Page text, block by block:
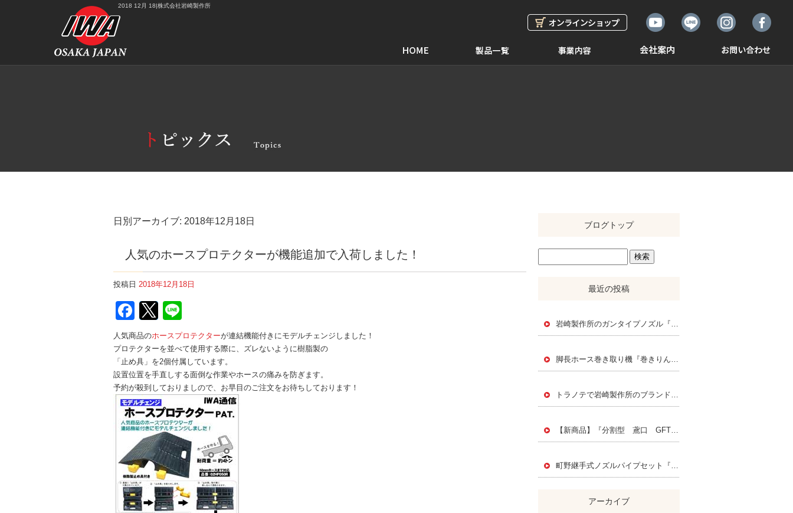
2018 12月 18|株式会社岩崎製作所
日別アーカイブ: 2018年12月18日
人気のホースプロテクターが機能追加で入荷しました！
投稿日 2018年12月18日
Facebook
Twitter
人気商品のホースプロテクターが連結機能付きにモデルチェンジしました！
プロテクターを並べて使用する際に、ズレないように樹脂製の
「止め具」を2個付属しています。
設置位置を手直しする面倒な作業やホースの痛みを防ぎます。
予約が殺到しておりましので、お早目のご注文をお待ちしております！
ブログトップ
最近の投稿
岩崎製作所のガンタイプノズル『スエヒロジェットノズル』
脚長ホース巻き取り機『巻きりん』 Instagramで紹介されました！
トラノテで岩崎製作所のブランドページを公開されました！
【新商品】『分割型 鳶口 GFT』PAT.P
町野継手式ノズルパイプセット『FMK』
アーカイブ